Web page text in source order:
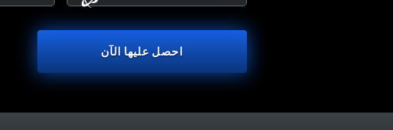
احصل عليها الآن